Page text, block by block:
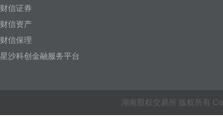
财信证券
财信资产
财信保理
星沙科创金融服务平台
湖南股权交易所 版权所有